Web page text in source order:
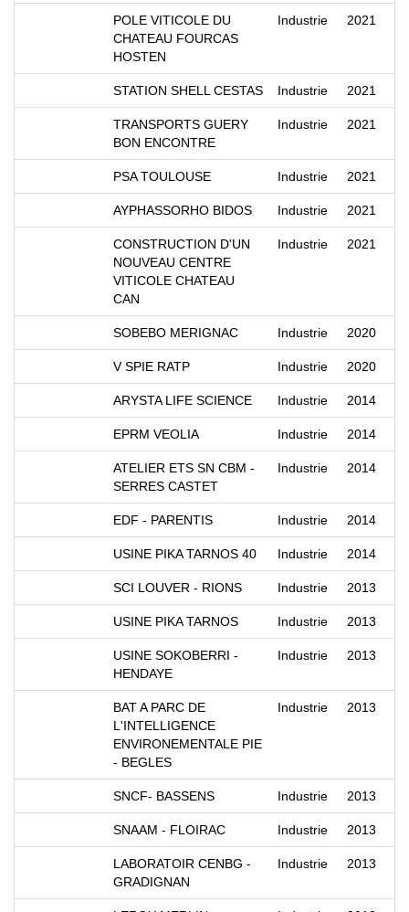
POLE VITICOLE DU
CHATEAU FOURCAS
HOSTEN
Industrie 2021
STATION SHELL CESTAS Industrie 2021
TRANSPORTS GUERY
BON ENCONTRE
Industrie 2021
PSA TOULOUSE Industrie 2021
AYPHASSORHO BIDOS Industrie 2021
CONSTRUCTION D'UN
NOUVEAU CENTRE
VITICOLE CHATEAU
CAN
Industrie 2021
SOBEBO MERIGNAC Industrie 2020
V SPIE RATP Industrie 2020
ARYSTA LIFE SCIENCE Industrie 2014
EPRM VEOLIA Industrie 2014
ATELIER ETS SN CBM -
SERRES CASTET
Industrie 2014
EDF - PARENTIS Industrie 2014
USINE PIKA TARNOS 40 Industrie 2014
SCI LOUVER - RIONS Industrie 2013
USINE PIKA TARNOS Industrie 2013
USINE SOKOBERRI -
HENDAYE
Industrie 2013
BAT A PARC DE
L'INTELLIGENCE
ENVIRONEMENTALE PIE
- BEGLES
Industrie 2013
SNCF- BASSENS Industrie 2013
SNAAM - FLOIRAC Industrie 2013
LABORATOIR CENBG -
GRADIGNAN
Industrie 2013